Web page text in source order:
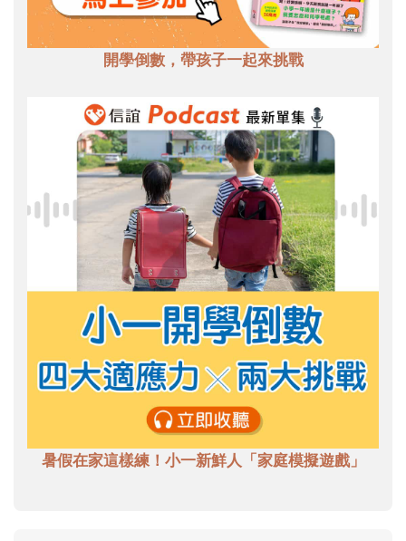
開學倒數，帶孩子一起來挑戰
暑假在家這樣練！小一新鮮人「家庭模擬遊戲」